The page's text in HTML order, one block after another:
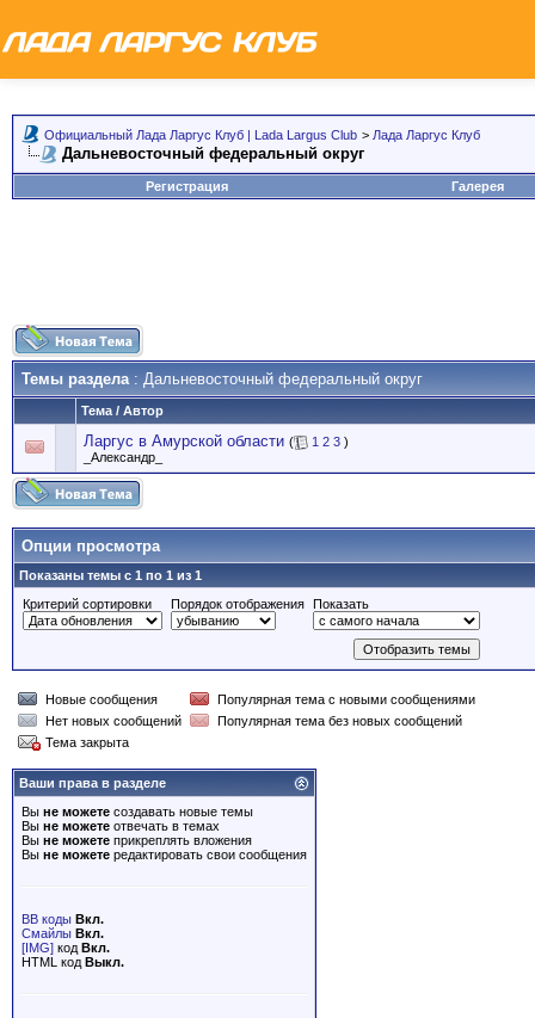
Официальный Лада Ларгус Клуб | Lada Largus Club > Лада Ларгус Клуб
Дальневосточный федеральный округ
Регистрация Галерея
Темы раздела: Дальневосточный федеральный округ
Тема / Автор
Ларгус в Амурской области ( 1 2 3 )
_Александр_
Опции просмотра
Показаны темы с 1 по 1 из 1
Критерий сортировки
Порядок отображения Показать
Новые сообщения
Популярная тема с новыми сообщениями
Нет новых сообщений
Популярная тема без новых сообщений
Тема закрыта
Ваши права в разделе
Вы не можете создавать новые темы
Вы не можете отвечать в темах
Вы не можете прикреплять вложения
Вы не можете редактировать свои сообщения
BB коды Вкл.
Смайлы Вкл.
[IMG] код Вкл.
HTML код Выкл.